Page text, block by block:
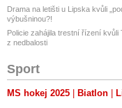
Drama na letišti u Lipska kvůli
výbušninou?!
Policie zahájila trestní řízení
z nedbalosti
Sport
MS hokej 2025 Biatlon